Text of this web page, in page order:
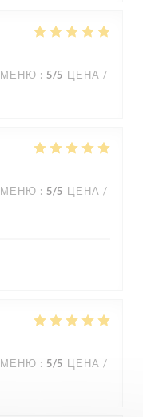
МЕНЮ : 5/5 ЦЕНА /
МЕНЮ : 5/5 ЦЕНА /
МЕНЮ : 5/5 ЦЕНА /